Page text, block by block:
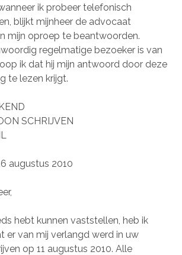
ik probeer telefonisch
blijkt mijnheer de advocaat
mijn oproep te beantwoorden.
regelmatige bezoeker is van
ik dat hij mijn antwoord door deze
te lezen krijgt.
SCHRIJVEN
augustus 2010
hebt kunnen vaststellen, heb ik
er van mij verlangd werd in uw
op 11 augustus 2010. Alle